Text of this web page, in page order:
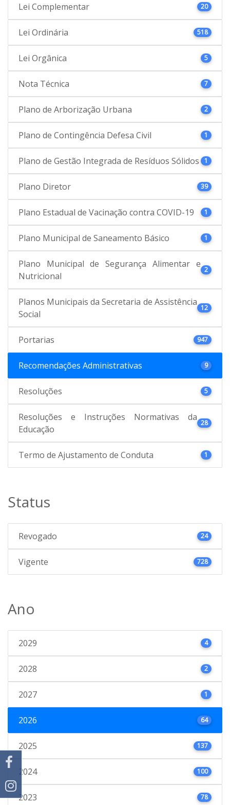
Lei Complementar 20
Lei Ordinária 518
Lei Orgânica 5
Nota Técnica 7
Plano de Arborização Urbana 2
Plano de Contingência Defesa Civil 1
Plano de Gestão Integrada de Resíduos Sólidos 1
Plano Diretor 39
Plano Estadual de Vacinação contra COVID-19 1
Plano Municipal de Saneamento Básico 1
Plano Municipal de Segurança Alimentar e
Nutricional
2
Planos Municipais da Secretaria de Assistência
Social
12
Portarias 947
Recomendações Administrativas 9
Resoluções 5
Resoluções e Instruções Normativas da
Educação
28
Termo de Ajustamento de Conduta 1
Status
Revogado 24
Vigente 728
Ano
2029 4
2028 2
2027 1
2026 64
2025 137
2024 100
2023 78